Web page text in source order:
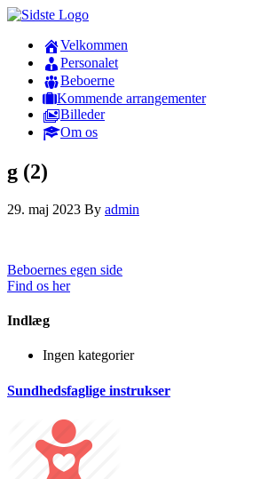
Velkommen
Personalet
Beboerne
Kommende arrangementer
Billeder
Om os
g (2)
29. maj 2023 By admin
Beboernes egen side
Find os her
Indlæg
Ingen kategorier
Sundhedsfaglige instrukser